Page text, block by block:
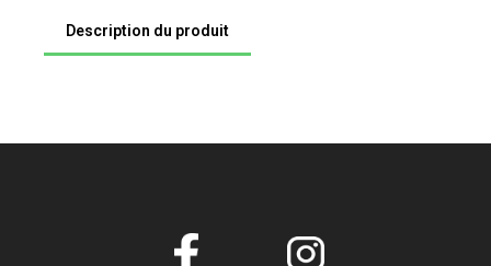
Description du produit